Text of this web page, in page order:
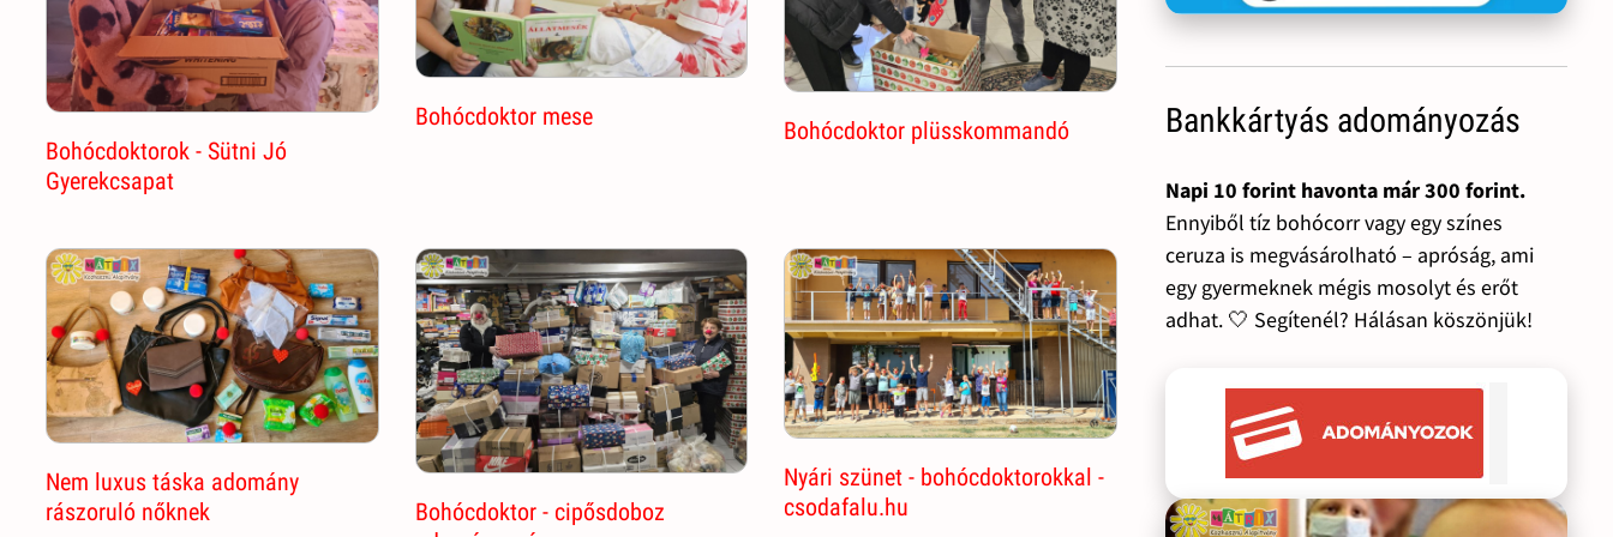
Bohócdoktorok - Sütni Jó
Gyerekcsapat
Bohócdoktor mese Bohócdoktor plüsskommandó
Nem luxus táska adomány
rászoruló nőknek
Bohócdoktor - cipősdoboz
Nyári szünet - bohócdoktorokkal -
csodafalu.hu
Bankkártyás adományozás
Napi 10 forint havonta már 300 forint.
Ennyiből tíz bohócorr vagy egy színes
ceruza is megvásárolható – apróság, ami
egy gyermeknek mégis mosolyt és erőt
adhat. 🤍 Segítenél? Hálásan köszönjük!